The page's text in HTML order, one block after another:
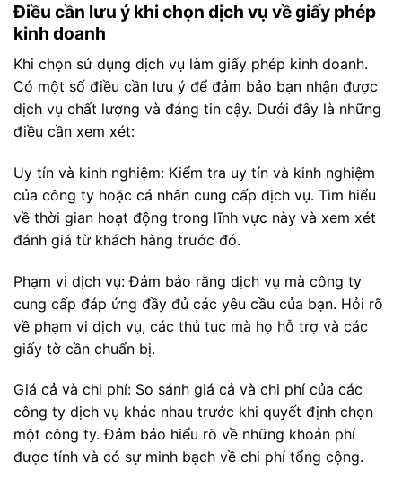
Điều cần lưu ý khi chọn dịch vụ về giấy phép
kinh doanh
Khi chọn sử dụng dịch vụ làm giấy phép kinh doanh.
Có một số điều cần lưu ý để đảm bảo bạn nhận được
dịch vụ chất lượng và đáng tin cậy. Dưới đây là những
điều cần xem xét:
Uy tín và kinh nghiệm: Kiểm tra uy tín và kinh nghiệm
của công ty hoặc cá nhân cung cấp dịch vụ. Tìm hiểu
về thời gian hoạt động trong lĩnh vực này và xem xét
đánh giá từ khách hàng trước đó.
Phạm vi dịch vụ: Đảm bảo rằng dịch vụ mà công ty
cung cấp đáp ứng đầy đủ các yêu cầu của bạn. Hỏi rõ
về phạm vi dịch vụ, các thủ tục mà họ hỗ trợ và các
giấy tờ cần chuẩn bị.
Giá cả và chi phí: So sánh giá cả và chi phí của các
công ty dịch vụ khác nhau trước khi quyết định chọn
một công ty. Đảm bảo hiểu rõ về những khoản phí
được tính và có sự minh bạch về chi phí tổng cộng.